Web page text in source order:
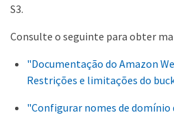
S3.
Consulte o seguinte para obter
"Documentação do Amazon
Restrições e limitações do
"Configurar nomes de domínio